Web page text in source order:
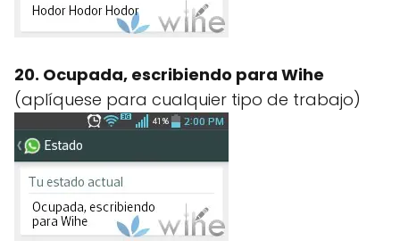
20. Ocupada, escribiendo para Wihe
(aplíquese para cualquier tipo de trabajo)